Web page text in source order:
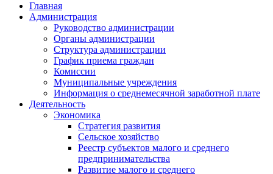
Главная
Администрация
Руководство администрации
Органы администрации
Структура администрации
График приема граждан
Комиссии
Муниципальные учреждения
Информация о среднемесячной заработной плате
Деятельность
Экономика
Стратегия развития
Сельское хозяйство
Реестр субъектов малого и среднего
предпринимательства
Развитие малого и среднего